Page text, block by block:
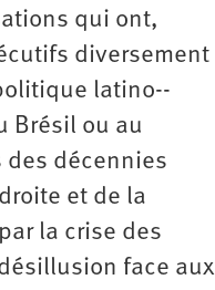
qui ont,
­diversement
latino-­
Brésil ou au
des décennies
et de la
la crise des
face aux